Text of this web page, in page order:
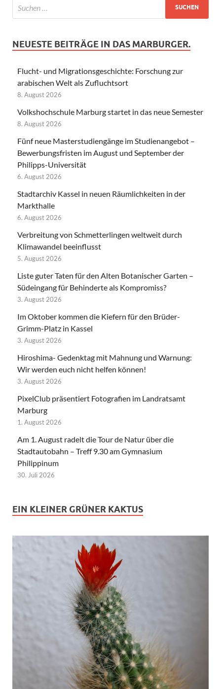
NEUESTE BEITRÄGE IN DAS MARBURGER.
Flucht- und Migrationsgeschichte: Forschung zur
arabischen Welt als Zufluchtsort
8. August 2026
Volkshochschule Marburg startet in das neue Semester
8. August 2026
Fünf neue Masterstudiengänge im Studienangebot –
Bewerbungsfristen im August und September der
Philipps-Universität
6. August 2026
Stadtarchiv Kassel in neuen Räumlichkeiten in der
Markthalle
6. August 2026
Verbreitung von Schmetterlingen weltweit durch
Klimawandel beeinflusst
5. August 2026
Liste guter Taten für den Alten Botanischer Garten –
Südeingang für Behinderte als Kompromiss?
3. August 2026
Im Oktober kommen die Kiefern für den Brüder-
Grimm-Platz in Kassel
3. August 2026
Hiroshima- Gedenktag mit Mahnung und Warnung:
Wir werden euch nicht helfen können!
3. August 2026
PixelClub präsentiert Fotografien im Landratsamt
Marburg
1. August 2026
Am 1. August radelt die Tour de Natur über die
Stadtautobahn – Treff 9.30 am Gymnasium
Philippinum
30. Juli 2026
EIN KLEINER GRÜNER KAKTUS